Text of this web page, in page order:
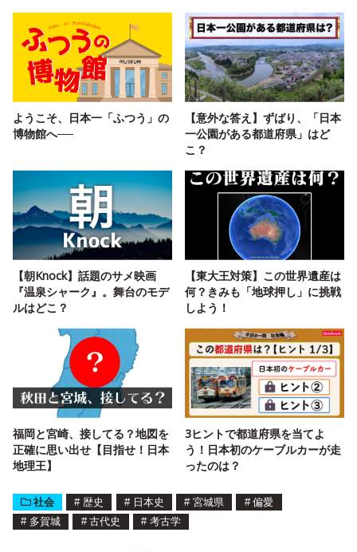
ようこそ、日本一「ふつう」の
博物館へ──
【意外な答え】ずばり、「日本
一公園がある都道府県」はど
こ？
【朝Knock】話題のサメ映画
『温泉シャーク』。舞台のモデ
ルはどこ？
【東大王対策】この世界遺産は
何？きみも「地球押し」に挑戦
しよう！
福岡と宮崎、接してる？地図を
正確に思い出せ【目指せ！日本
地理王】
3ヒントで都道府県を当てよ
う！日本初のケーブルカーが走
ったのは？
社会 # 歴史 # 日本史 # 宮城県 # 偏愛
# 多賀城 # 古代史 # 考古学